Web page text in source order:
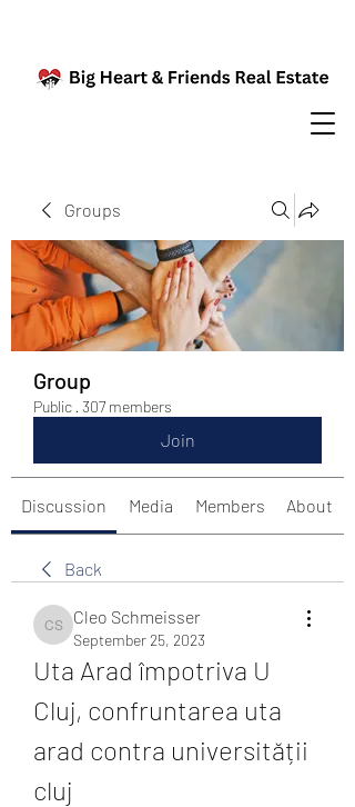
Groups
Group
Public · 307 members
Join
Discussion Media Members About
Back
Cleo Schmeisser
Cleo Schmeisser
September 25, 2023
Uta Arad împotriva U
Cluj, confruntarea uta
arad contra universității
cluj